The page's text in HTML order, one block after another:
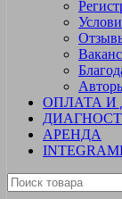
ОПЛАТА И
АРЕНДА